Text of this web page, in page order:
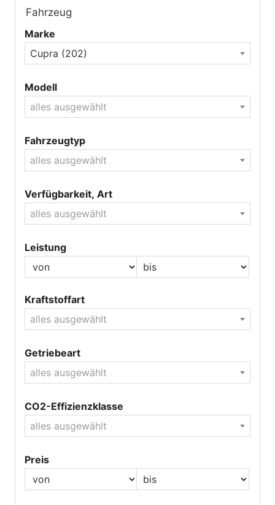
Fahrzeug
Marke
Cupra (202)
Modell
alles ausgewählt
Fahrzeugtyp
alles ausgewählt
Verfügbarkeit, Art
alles ausgewählt
Leistung
Kraftstoffart
alles ausgewählt
Getriebeart
alles ausgewählt
CO2-Effizienzklasse
alles ausgewählt
Preis